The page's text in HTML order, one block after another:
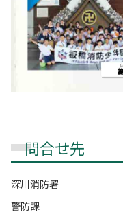
問合せ先
深川消防署
警防課